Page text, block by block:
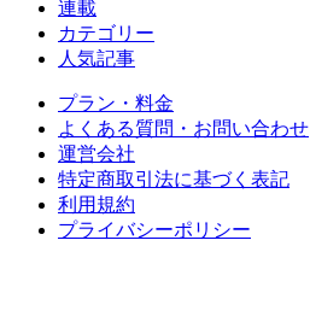
連載
カテゴリー
人気記事
プラン・料金
よくある質問・お問い合わせ
運営会社
特定商取引法に基づく表記
利用規約
プライバシーポリシー